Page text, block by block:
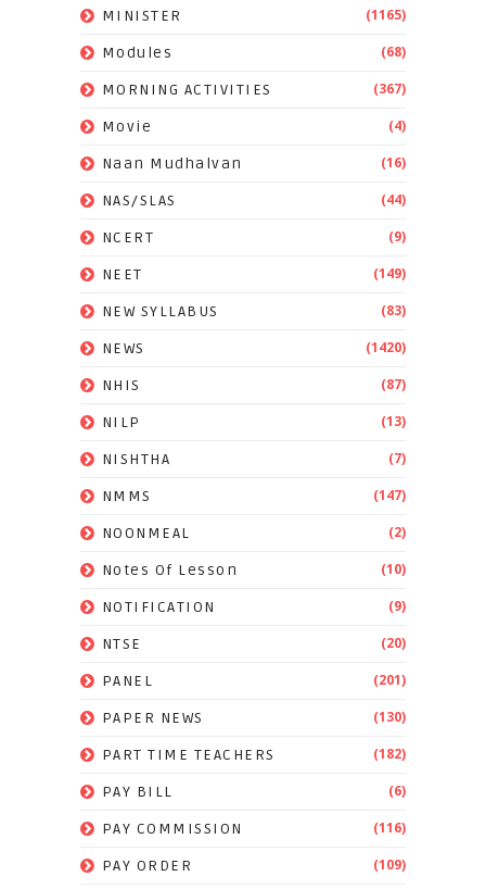
MINISTER (1165)
Modules (68)
MORNING ACTIVITIES (367)
Movie (4)
Naan Mudhalvan (16)
NAS/SLAS (44)
NCERT (9)
NEET (149)
NEW SYLLABUS (83)
NEWS (1420)
NHIS (87)
NILP (13)
NISHTHA (7)
NMMS (147)
NOONMEAL (2)
Notes Of Lesson (10)
NOTIFICATION (9)
NTSE (20)
PANEL (201)
PAPER NEWS (130)
PART TIME TEACHERS (182)
PAY BILL (6)
PAY COMMISSION (116)
PAY ORDER (109)